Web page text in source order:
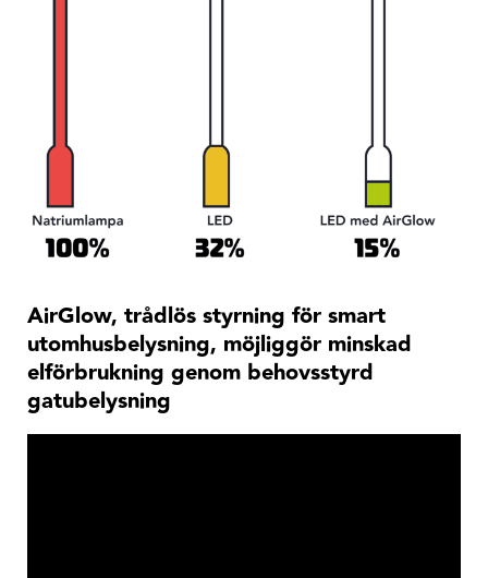
AirGlow, trådlös styrning för smart
utomhusbelysning, möjliggör minskad
elförbrukning genom behovsstyrd
gatubelysning